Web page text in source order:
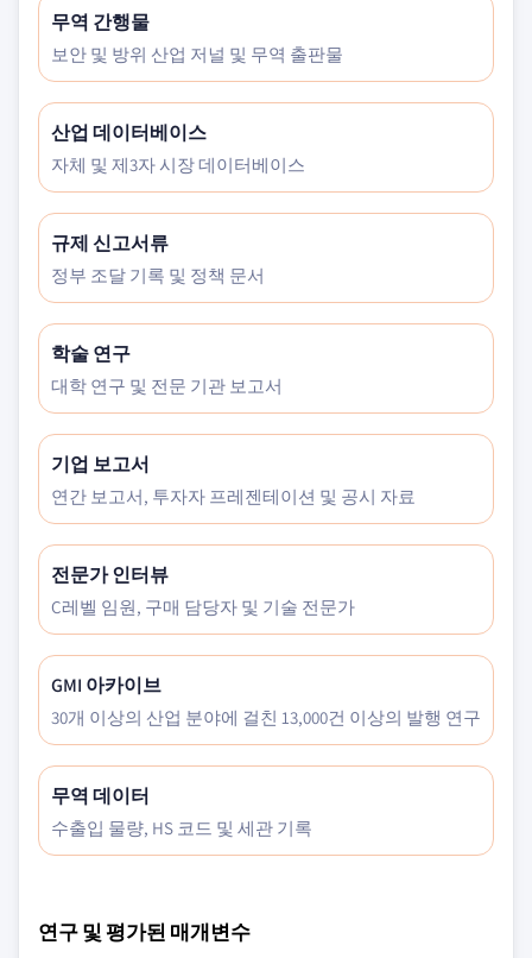
무역 간행물
보안 및 방위 산업 저널 및 무역 출판물
산업 데이터베이스
자체 및 제3자 시장 데이터베이스
규제 신고서류
정부 조달 기록 및 정책 문서
학술 연구
대학 연구 및 전문 기관 보고서
기업 보고서
연간 보고서, 투자자 프레젠테이션 및 공시 자료
전문가 인터뷰
C레벨 임원, 구매 담당자 및 기술 전문가
GMI 아카이브
30개 이상의 산업 분야에 걸친 13,000건 이상의 발행 연구
무역 데이터
수출입 물량, HS 코드 및 세관 기록
연구 및 평가된 매개변수